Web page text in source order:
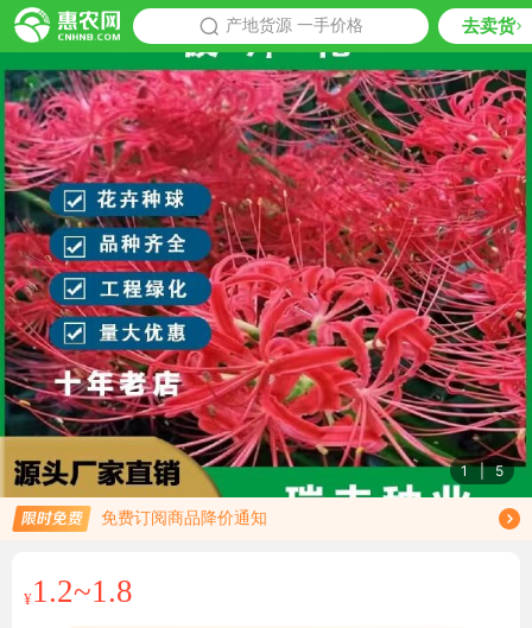
产地货源 一手价格 去卖货
推荐
1 | 5
限时免费订阅石蒜种子行情趋势
免费订阅商品降价通知
¥1.2~1.8